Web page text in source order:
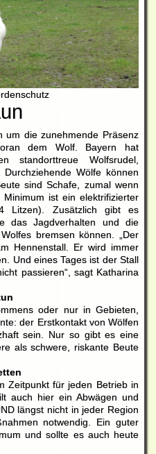
um die zunehmende Präsenz
dem Wolf. Bayern hat
standorttreue Wolfsrudel,
Wölfe können
sind Schafe, zumal wenn
ist ein elektrifizierter
Litzen). Zusätzlich gibt es
das Jagdverhalten und die
bremsen können. „Der
Hennenstall. Er wird immer
Und eines Tages ist der Stall
passieren“, sagt Katharina
oder nur in Gebieten,
der Erstkontakt von Wölfen
sein. Nur so gibt es eine
als schwere, riskante Beute
Zeitpunkt für jeden Betrieb in
auch hier ein Abwägen und
längst nicht in jeder Region
notwendig. Ein guter
und sollte es auch heute